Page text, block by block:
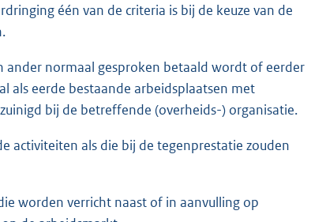
één van de criteria is bij de keuze van de
normaal gesproken betaald wordt of eerder
als eerde bestaande arbeidsplaatsen met
bij de betreffende (overheids-) organisatie.
activiteiten als die bij de tegenprestatie zouden
worden verricht naast of in aanvulling op